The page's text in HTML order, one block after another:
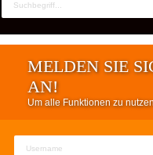
MELDEN SIE
AN!
Um alle Funktionen zu